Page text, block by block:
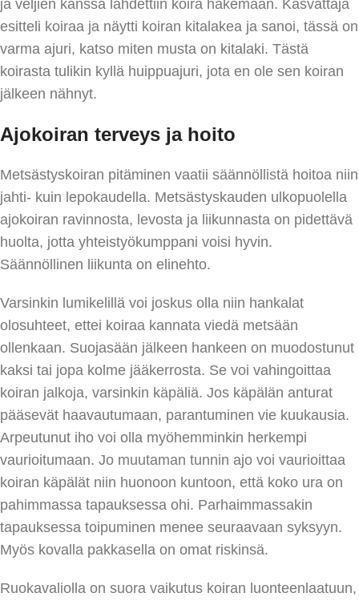
ja veljien kanssa lähdettiin koira hakemaan. Kasvattaja
esitteli koiraa ja näytti koiran kitalakea ja sanoi, tässä on
varma ajuri, katso miten musta on kitalaki. Tästä
koirasta tulikin kyllä huippuajuri, jota en ole sen koiran
jälkeen nähnyt.
Ajokoiran terveys ja hoito
Metsästyskoiran pitäminen vaatii säännöllistä hoitoa niin
jahti- kuin lepokaudella. Metsästyskauden ulkopuolella
ajokoiran ravinnosta, levosta ja liikunnasta on pidettävä
huolta, jotta yhteistyökumppani voisi hyvin.
Säännöllinen liikunta on elinehto.
Varsinkin lumikelillä voi joskus olla niin hankalat
olosuhteet, ettei koiraa kannata viedä metsään
ollenkaan. Suojasään jälkeen hankeen on muodostunut
kaksi tai jopa kolme jääkerrosta. Se voi vahingoittaa
koiran jalkoja, varsinkin käpäliä. Jos käpälän anturat
pääsevät haavautumaan, parantuminen vie kuukausia.
Arpeutunut iho voi olla myöhemminkin herkempi
vaurioitumaan. Jo muutaman tunnin ajo voi vaurioittaa
koiran käpälät niin huonoon kuntoon, että koko ura on
pahimmassa tapauksessa ohi. Parhaimmassakin
tapauksessa toipuminen menee seuraavaan syksyyn.
Myös kovalla pakkasella on omat riskinsä.
Ruokavaliolla on suora vaikutus koiran luonteenlaatuun,